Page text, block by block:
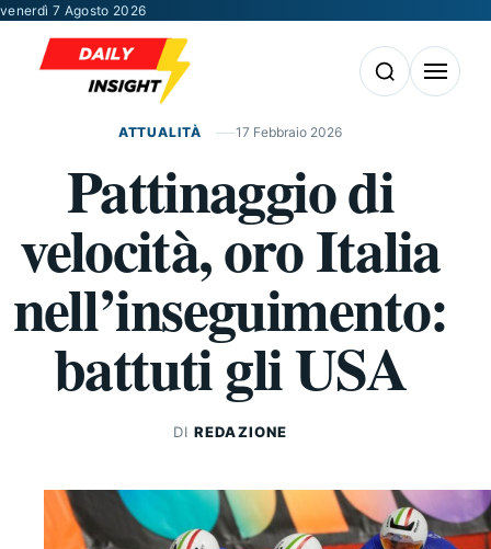
Vai al contenuto
venerdì 7 Agosto 2026
Apri la ricerca
Apri il
ATTUALITÀ 17 Febbraio 2026
Pattinaggio di
velocità, oro Italia
nell’inseguimento:
battuti gli USA
DIREDAZIONE